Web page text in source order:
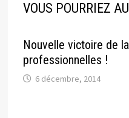
VOUS POURRIEZ
Nouvelle victoire de
professionnelles !
6 décembre, 2014